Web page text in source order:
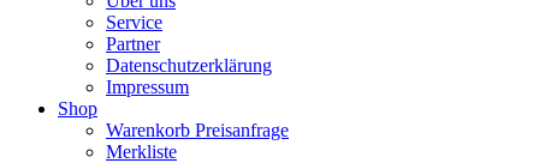
Service
Partner
Datenschutzerklärung
Impressum
Shop
Warenkorb Preisanfrage
Merkliste